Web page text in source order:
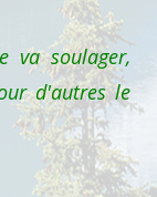
va soulager,
d'autres le